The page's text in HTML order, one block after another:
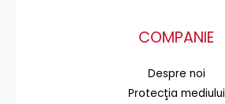
COMPANIE
Despre noi
Protecţia mediului